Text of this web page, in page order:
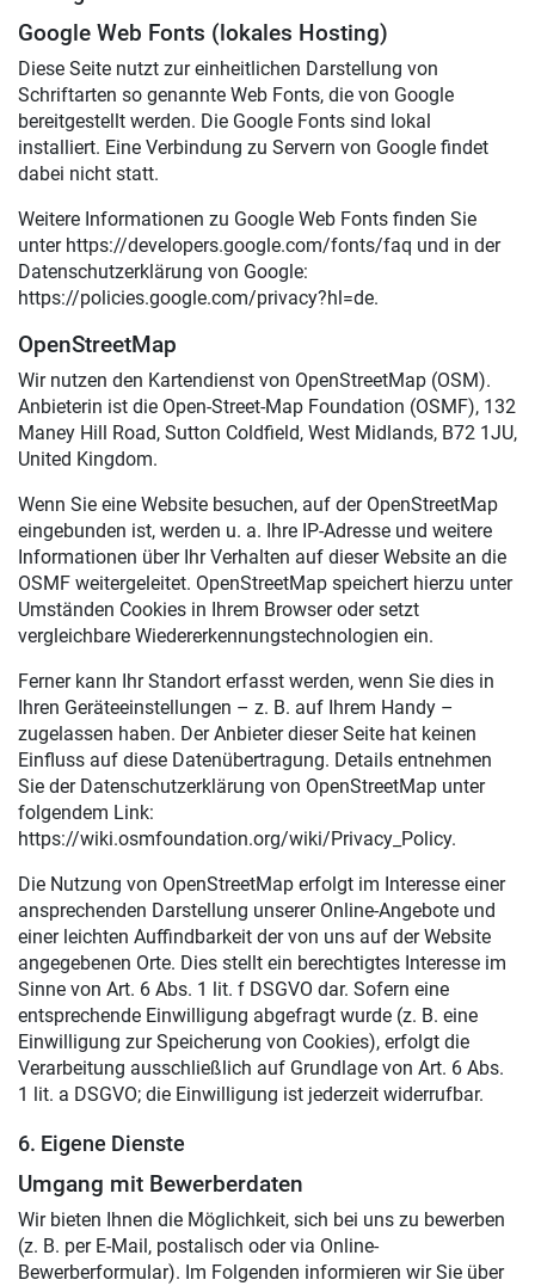
Google Web Fonts (lokales Hosting)
Diese Seite nutzt zur einheitlichen Darstellung von
Schriftarten so genannte Web Fonts, die von Google
bereitgestellt werden. Die Google Fonts sind lokal
installiert. Eine Verbindung zu Servern von Google findet
dabei nicht statt.
Weitere Informationen zu Google Web Fonts finden Sie
unter https://developers.google.com/fonts/faq und in der
Datenschutzerklärung von Google:
https://policies.google.com/privacy?hl=de.
OpenStreetMap
Wir nutzen den Kartendienst von OpenStreetMap (OSM).
Anbieterin ist die Open-Street-Map Foundation (OSMF), 132
Maney Hill Road, Sutton Coldfield, West Midlands, B72 1JU,
United Kingdom.
Wenn Sie eine Website besuchen, auf der OpenStreetMap
eingebunden ist, werden u. a. Ihre IP-Adresse und weitere
Informationen über Ihr Verhalten auf dieser Website an die
OSMF weitergeleitet. OpenStreetMap speichert hierzu unter
Umständen Cookies in Ihrem Browser oder setzt
vergleichbare Wiedererkennungstechnologien ein.
Ferner kann Ihr Standort erfasst werden, wenn Sie dies in
Ihren Geräteeinstellungen – z. B. auf Ihrem Handy –
zugelassen haben. Der Anbieter dieser Seite hat keinen
Einfluss auf diese Datenübertragung. Details entnehmen
Sie der Datenschutzerklärung von OpenStreetMap unter
folgendem Link:
https://wiki.osmfoundation.org/wiki/Privacy_Policy.
Die Nutzung von OpenStreetMap erfolgt im Interesse einer
ansprechenden Darstellung unserer Online-Angebote und
einer leichten Auffindbarkeit der von uns auf der Website
angegebenen Orte. Dies stellt ein berechtigtes Interesse im
Sinne von Art. 6 Abs. 1 lit. f DSGVO dar. Sofern eine
entsprechende Einwilligung abgefragt wurde (z. B. eine
Einwilligung zur Speicherung von Cookies), erfolgt die
Verarbeitung ausschließlich auf Grundlage von Art. 6 Abs.
1 lit. a DSGVO; die Einwilligung ist jederzeit widerrufbar.
6. Eigene Dienste
Umgang mit Bewerberdaten
Wir bieten Ihnen die Möglichkeit, sich bei uns zu bewerben
(z. B. per E-Mail, postalisch oder via Online-
Bewerberformular). Im Folgenden informieren wir Sie über